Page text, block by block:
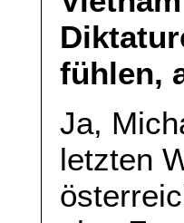
fühlen,
Ja,
letzten